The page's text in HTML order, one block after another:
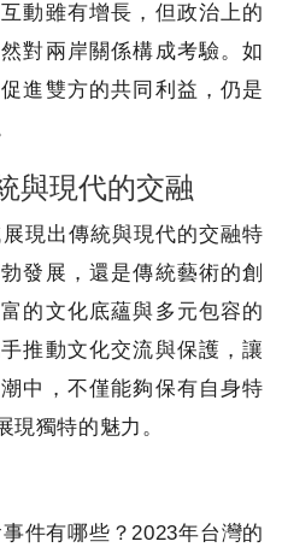
動雖有增長，但政治上的
對兩岸關係構成考驗。如
進雙方的共同利益，仍是
與現代的交融
現出傳統與現代的交融特
發展，還是傳統藝術的創
的文化底蘊與多元包容的
推動文化交流與保護，讓
中，不僅能夠保有自身特
現獨特的魅力。
件有哪些？2023年台灣的